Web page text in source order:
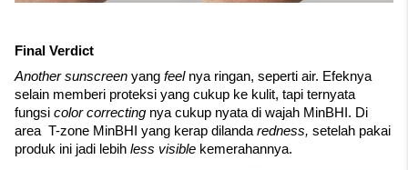
Final Verdict
Another sunscreen yang feel nya ringan, seperti air. Efeknya
selain memberi proteksi yang cukup ke kulit, tapi ternyata
fungsi color correcting nya cukup nyata di wajah MinBHI. Di
area  T-zone MinBHI yang kerap dilanda redness, setelah pakai
produk ini jadi lebih less visible kemerahannya.